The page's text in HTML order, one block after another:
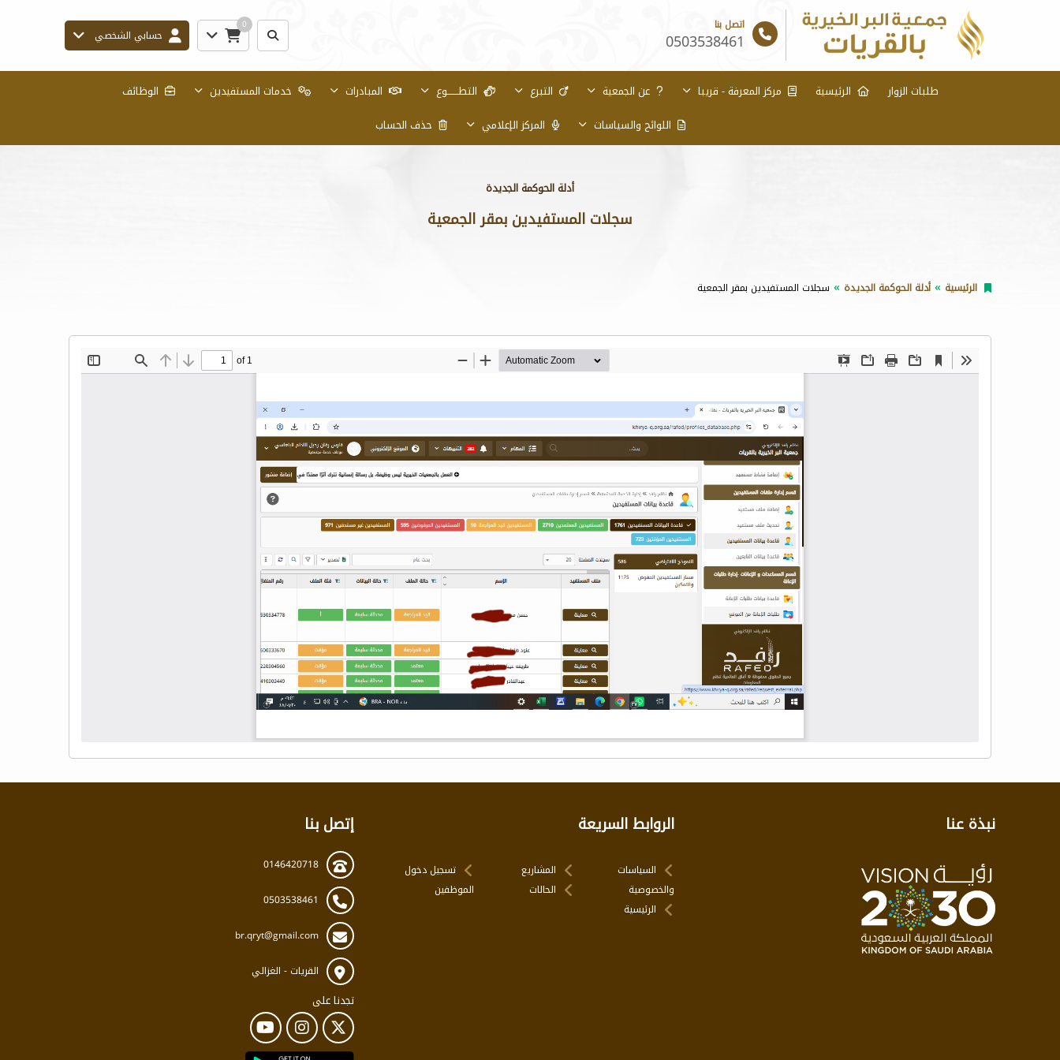
اتصل بنا
0503538461
0
حسابي الشخصي
طلبات الزوار الرئيسية مركز المعرفة - قريبا عن الجمعية التبرع التطـــــــوع المبادرات خدمات المستفيدين
الوظائف
اللوائح والسياسات
المركز الإعلامي حذف الحساب
أدلة الحوكمة الجديدة
سجلات المستفيدين بمقر الجمعية
الرئيسية أدلة الحوكمة الجديدة سجلات المستفيدين بمقر الجمعية
نبذة عنا الروابط السريعة
السياسات
والخصوصية
الرئيسية
المشاريع
الحالات
تسجيل دخول
الموظفين
إتصل بنا
0146420718
0503538461
br.qryt@gmail.com
القريات - الغزالي
تجدنا على